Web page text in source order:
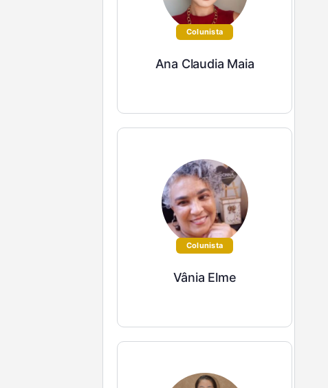
Colunista
Ana Claudia Maia
Colunista
Vânia Elme